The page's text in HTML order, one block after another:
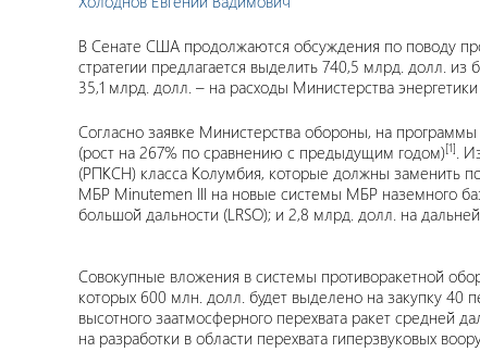
В Сенате США продолжаются обсуждения по поводу
стратегии предлагается выделить 740,5 млрд. долл.
35,1 млрд. долл. – на расходы Министерства
Согласно заявке Министерства обороны, на
(рост на 267% по сравнению с предыдущим годом)[1].
(РПКСН) класса Колумбия, которые должны заменить
МБР Minutemen III на новые системы МБР наземного
большой дальности (LRSO); и 2,8 млрд. долл. на
Совокупные вложения в системы противоракетной
которых 600 млн. долл. будет выделено на закупку 40
высотного заатмосферного перехвата ракет средней
на разработки в области перехвата гиперзвуковых